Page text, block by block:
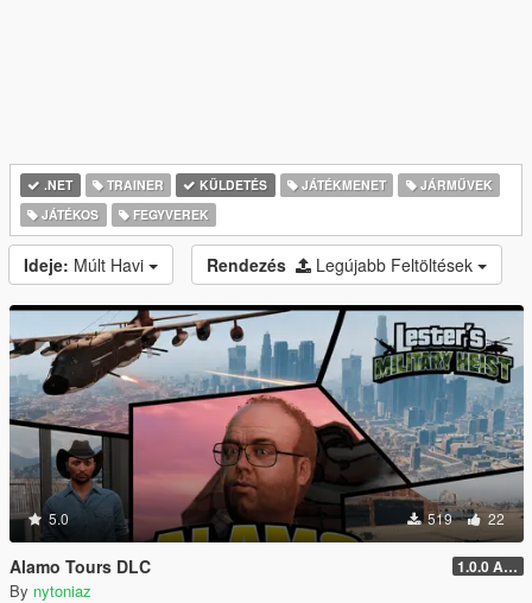
.NET TRAINER KÜLDETÉS JÁTÉKMENET
JÁRMŰVEK
JÁTÉKOS
FEGYVEREK
Ideje: Múlt Havi Rendezés Legújabb Feltöltések
5.0 519 22
Alamo Tours DLC 1.0.0 Alpha
By nytoniaz